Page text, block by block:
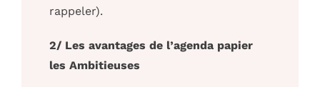
rappeler).
2/ Les avantages de l’agenda papier
les Ambitieuses